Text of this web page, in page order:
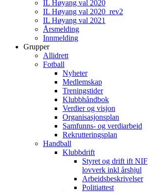
IL Høyang val 2020
IL Høyang val 2020_rev2
IL Høyang val 2021
Årsmelding
Innmelding
Grupper
Allidrett
Fotball
Nyheter
Medlemskap
Treningstider
Klubbhåndbok
Verdier og visjon
Organisasjonsplan
Samfunns- og verdiarbeid
Rekrutteringsplan
Handball
Klubbdrift
Styret og drift ift NIF
lovverk inkl årshjul
Arbeidsbeskrivelser
Politiattest